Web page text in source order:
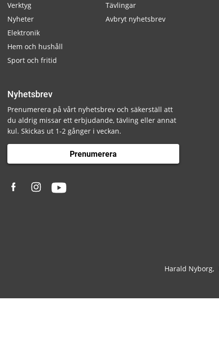
Verktyg
Nyheter
Elektronik
Hem och hushåll
Sport och fritid
Tävlingar
Avbryt nyhetsbrev
Nyhetsbrev
Prenumerera på vårt nyhetsbrev och säkerställ att
du aldrig missar ett erbjudande, tävling eller annat
kul. Skickas ut 1-2 gånger i veckan.
Prenumerera
Harald Nyborg